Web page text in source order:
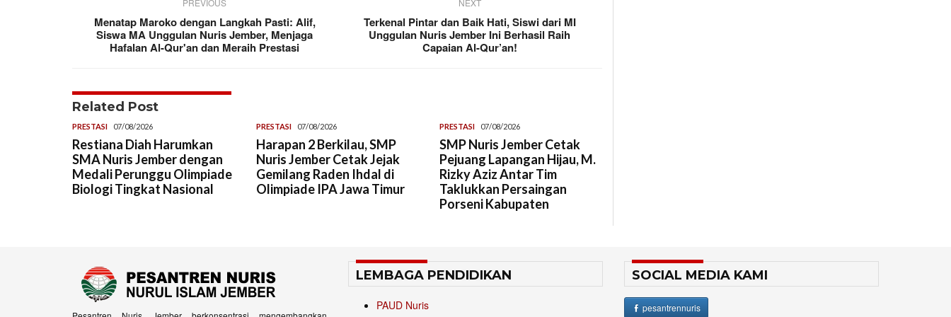
Menatap Maroko dengan Langkah Pasti: Alif,
Siswa MA Unggulan Nuris Jember, Menjaga
Hafalan Al-Qur'an dan Meraih Prestasi
Terkenal Pintar dan Baik Hati, Siswi dari MI
Unggulan Nuris Jember Ini Berhasil Raih
Capaian Al-Qur’an!
Related Post
PRESTASI 07/08/2026
Restiana Diah Harumkan
SMA Nuris Jember dengan
Medali Perunggu Olimpiade
Biologi Tingkat Nasional
PRESTASI 07/08/2026
Harapan 2 Berkilau, SMP
Nuris Jember Cetak Jejak
Gemilang Raden Ihdal di
Olimpiade IPA Jawa Timur
PRESTASI 07/08/2026
SMP Nuris Jember Cetak
Pejuang Lapangan Hijau, M.
Rizky Aziz Antar Tim
Taklukkan Persaingan
Porseni Kabupaten
LEMBAGA PENDIDIKAN
PAUD Nuris
SOCIAL MEDIA KAMI
pesantrennuris